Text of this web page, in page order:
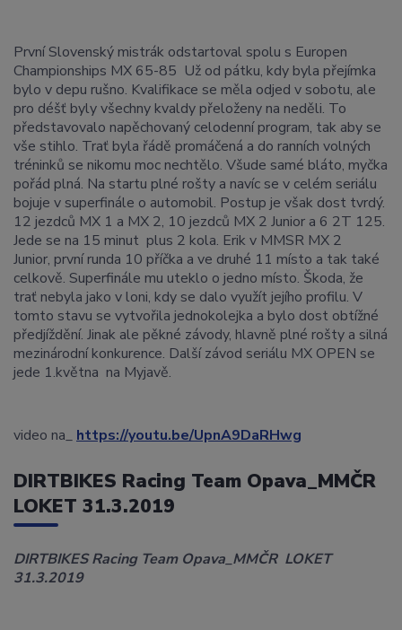
První Slovenský mistrák odstartoval spolu s Europen
Championships MX 65-85 Už od pátku, kdy byla přejímka
bylo v depu rušno. Kvalifikace se měla odjed v sobotu, ale
pro déšť byly všechny kvaldy přeloženy na neděli. To
představovalo napěchovaný celodenní program, tak aby se
vše stihlo. Trať byla řádě promáčená a do ranních volných
tréninků se nikomu moc nechtělo. Všude samé bláto, myčka
pořád plná. Na startu plné rošty a navíc se v celém seriálu
bojuje v superfinále o automobil. Postup je však dost tvrdý.
12 jezdců MX 1 a MX 2, 10 jezdců MX 2 Junior a 6 2T 125.
Jede se na 15 minut plus 2 kola. Erik v MMSR MX 2
Junior, první runda 10 příčka a ve druhé 11 místo a tak také
celkově. Superfinále mu uteklo o jedno místo. Škoda, že
trať nebyla jako v loni, kdy se dalo využít jejího profilu. V
tomto stavu se vytvořila jednokolejka a bylo dost obtížné
předjíždění. Jinak ale pěkné závody, hlavně plné rošty a silná
mezinárodní konkurence. Další závod seriálu MX OPEN se
jede 1.května na Myjavě.
video na_ https://youtu.be/UpnA9DaRHwg
DIRTBIKES Racing Team Opava_MMČR
LOKET 31.3.2019
DIRTBIKESRacing Team Opava_MMČR LOKET
31.3.2019